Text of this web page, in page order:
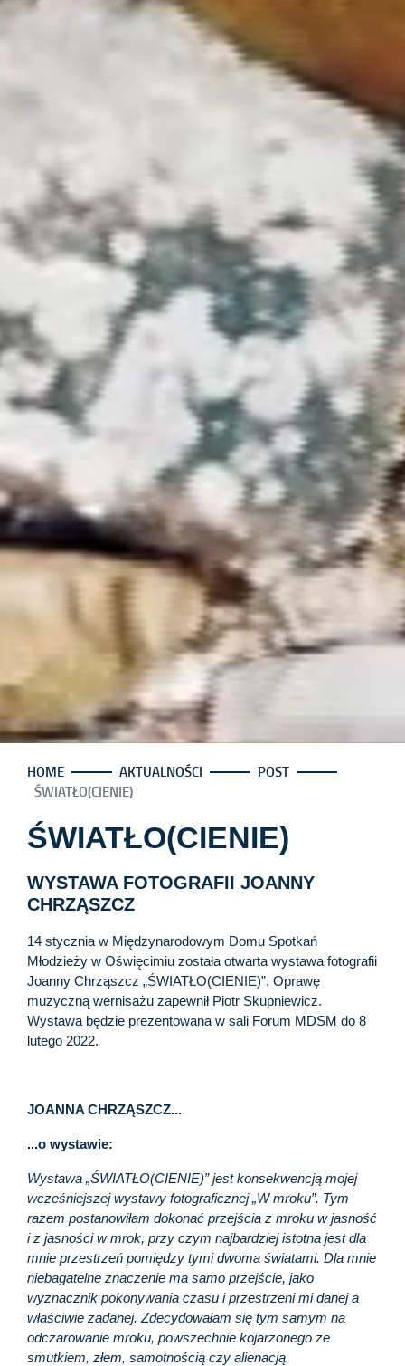
HOME AKTUALNOŚCI
POST
ŚWIATŁO(CIENIE)
ŚWIATŁO(CIENIE)
WYSTAWA FOTOGRAFII JOANNY
CHRZĄSZCZ
14 stycznia w Międzynarodowym Domu Spotkań
Młodzieży w Oświęcimiu została otwarta wystawa fotografii
Joanny Chrząszcz „ŚWIATŁO(CIENIE)”. Oprawę
muzyczną wernisażu zapewnił Piotr Skupniewicz.
Wystawa będzie prezentowana w sali Forum MDSM do 8
lutego 2022.
JOANNA CHRZĄSZCZ...
...o wystawie:
Wystawa „ŚWIATŁO(CIENIE)” jest konsekwencją mojej
wcześniejszej wystawy fotograficznej „W mroku”. Tym
razem postanowiłam dokonać przejścia z mroku w jasność
i z jasności w mrok, przy czym najbardziej istotna jest dla
mnie przestrzeń pomiędzy tymi dwoma światami. Dla mnie
niebagatelne znaczenie ma samo przejście, jako
wyznacznik pokonywania czasu i przestrzeni mi danej a
właściwie zadanej. Zdecydowałam się tym samym na
odczarowanie mroku, powszechnie kojarzonego ze
smutkiem, złem, samotnością czy alienacją.